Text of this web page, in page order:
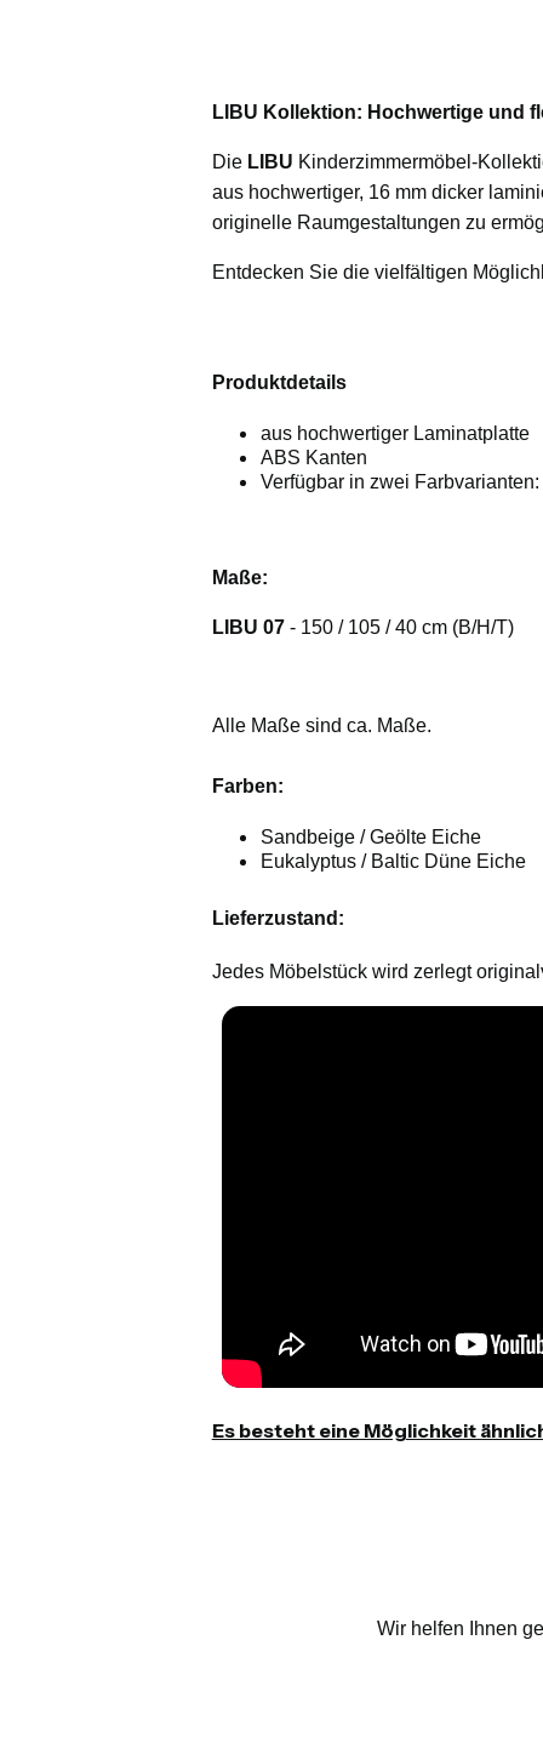
LIBU Kollektion: Hochwertige und
Die LIBU Kinderzimmermöbel-
aus hochwertiger, 16 mm dicker
originelle Raumgestaltungen zu
Entdecken Sie die vielfältigen
Produktdetails
aus hochwertiger Laminatplatte
ABS Kanten
Verfügbar in zwei
Maße:
LIBU 07- 150 / 105 / 40 cm (B/H/T)
Alle Maße sind ca. Maße.
Farben:
Sandbeige / Geölte Eiche
Eukalyptus / Baltic Düne Eiche
Lieferzustand:
Jedes Möbelstück wird zerlegt
Es besteht eine Möglichkeit
Wir helfen Ihnen